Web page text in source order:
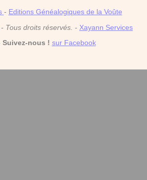
- Editions Généalogiques de la Voûte
- Tous droits réservés. - Xayann Services
Suivez-nous ! sur Facebook